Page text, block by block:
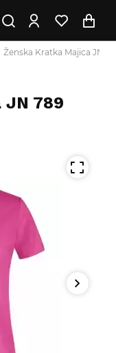
Ženska Kratka Majica JN
JN 789